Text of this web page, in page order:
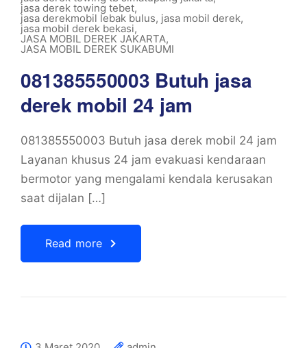
jasa derek towing tebet,
jasa derekmobil lebak bulus, jasa mobil derek,
jasa mobil derek bekasi,
JASA MOBIL DEREK JAKARTA,
JASA MOBIL DEREK SUKABUMI
081385550003 Butuh jasa
derek mobil 24 jam
081385550003 Butuh jasa derek mobil 24 jam
Layanan khusus 24 jam evakuasi kendaraan
bermotor yang mengalami kendala kerusakan
saat dijalan […]
Read more